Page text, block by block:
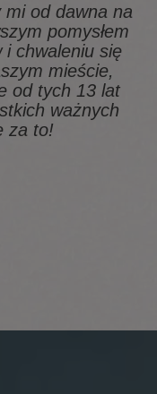
od dawna na
pomysłem
i chwaleniu się
mieście,
od tych 13 lat
ważnych
za to!